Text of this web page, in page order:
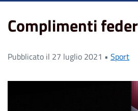
Complimenti
Pubblicato il 27 luglio 2021 • Sport